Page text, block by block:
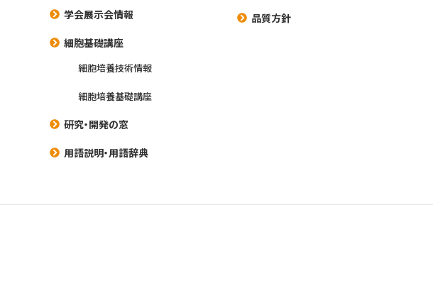
学会展示会情報
細胞基礎講座
細胞培養技術情報
細胞培養基礎講座
研究・開発の窓
用語説明・用語辞典
品質方針